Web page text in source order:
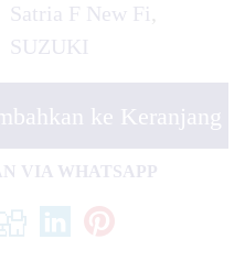
Satria F New Fi ,
SUZUKI
ke Keranjang
VIA WHATSAPP